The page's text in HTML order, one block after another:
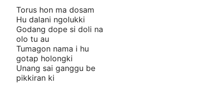
Torus hon ma dosam
Hu dalani ngolukki
Godang dope si doli na
olo tu au
Tumagon nama i hu
gotap holongki
Unang sai ganggu be
pikkiran ki